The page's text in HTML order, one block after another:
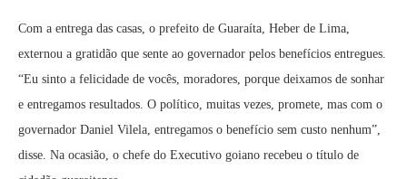
Com a entrega das casas, o prefeito de Guaraíta, Heber de Lima,
externou a gratidão que sente ao governador pelos benefícios entregues.
“Eu sinto a felicidade de vocês, moradores, porque deixamos de sonhar
e entregamos resultados. O político, muitas vezes, promete, mas com o
governador Daniel Vilela, entregamos o benefício sem custo nenhum”,
disse. Na ocasião, o chefe do Executivo goiano recebeu o título de